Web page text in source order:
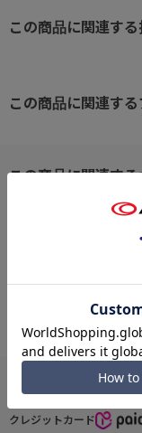
参考収納寸法 ：
上下にフロントポケッ
ホや定期券など厚みの
開け閉めしやすく、
ファスナー仕様。
● 背面メッシュ素材
背面にはムレにくい通
好きなチャームなどを
クレジットカード
この商品に関連す
この商品に関連す